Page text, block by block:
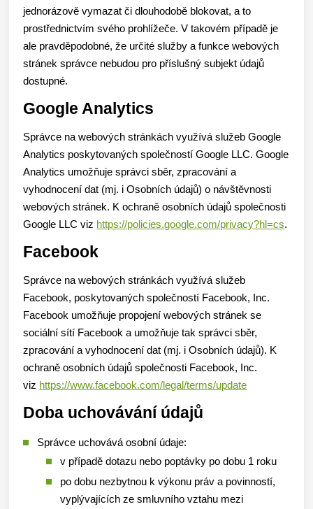
jednorázově vymazat či dlouhodobě blokovat, a to
prostřednictvím svého prohlížeče. V takovém případě je
ale pravděpodobné, že určité služby a funkce webových
stránek správce nebudou pro příslušný subjekt údajů
dostupné.
Google Analytics
Správce na webových stránkách využívá služeb Google
Analytics poskytovaných společností Google LLC. Google
Analytics umožňuje správci sběr, zpracování a
vyhodnocení dat (mj. i Osobních údajů) o návštěvnosti
webových stránek. K ochraně osobních údajů společnosti
Google LLC viz https://policies.google.com/privacy?hl=cs.
Facebook
Správce na webových stránkách využívá služeb
Facebook, poskytovaných společností Facebook, Inc.
Facebook umožňuje propojení webových stránek se
sociální sítí Facebook a umožňuje tak správci sběr,
zpracování a vyhodnocení dat (mj. i Osobních údajů). K
ochraně osobních údajů společnosti Facebook, Inc.
viz https://www.facebook.com/legal/terms/update
Doba uchovávání údajů
Správce uchovává osobní údaje:
v případě dotazu nebo poptávky po dobu 1 roku
po dobu nezbytnou k výkonu práv a povinností,
vyplývajících ze smluvního vztahu mezi